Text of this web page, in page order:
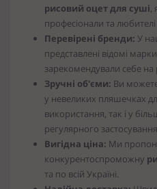
рисовий оцет для суші,
професіонали та любителі
Перевірені бренди: У
представлені відомі
зарекомендували себе на
Зручні об'єми: Ви
у невеликих пляшечках
використання, так і у
регулярного
Вигідна ціна: Ми
конкурентоспроможну
та по всій Україні.